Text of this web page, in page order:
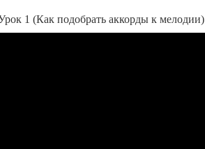
1 (Как подобрать аккорды к мелодии)